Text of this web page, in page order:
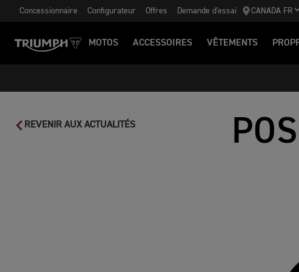
Concessionnaire Configurateur Offres Demande d'essai CANADA FR
MOTOS ACCESSOIRES VÊTEMENTS
REVENIR AUX ACTUALITÉS